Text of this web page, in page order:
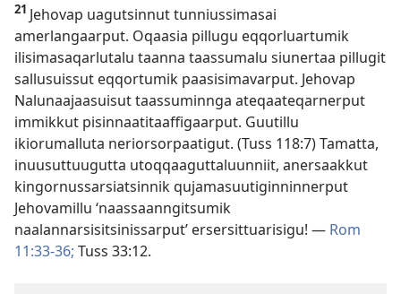
21 Jehovap uagutsinnut tunniussimasai
amerlangaarput. Oqaasia pillugu eqqorluartumik
ilisimasaqarlutalu taanna taassumalu siunertaa pillugit
sallusuissut eqqortumik paasisimavarput. Jehovap
Nalunaajaasuisut taassuminnga ateqaateqarnerput
immikkut pisinnaatitaaffigaarput. Guutillu
ikiorumalluta neriorsorpaatigut. (Tuss 118:7) Tamatta,
inuusuttuugutta utoqqaaguttaluunniit, anersaakkut
kingornussarsiatsinnik qujamasuutiginninnerput
Jehovamillu ‘naassaanngitsumik
naalannarsisitsinissarput’ ersersittuarisigu! — Rom
11:33-36; Tuss 33:12.